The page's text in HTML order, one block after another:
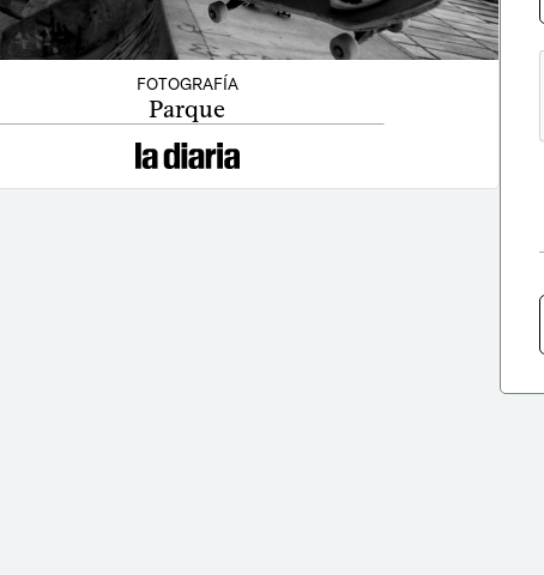
FOTOGRAFÍA
Parque